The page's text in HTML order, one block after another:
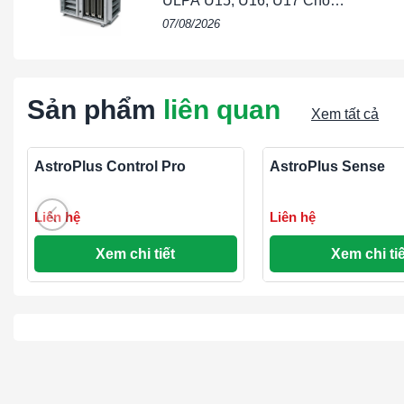
Phòng Sạch & Bán Dẫn
07/08/2026
Sản phẩm liên quan Xem tất cả
AstroPlus Control Pro
Liên hệ
Xem chi tiết
AstroPlus Sense
Liên hệ
Xem chi